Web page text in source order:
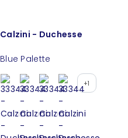
Calzini - Duchesse
Blue Palette
+1